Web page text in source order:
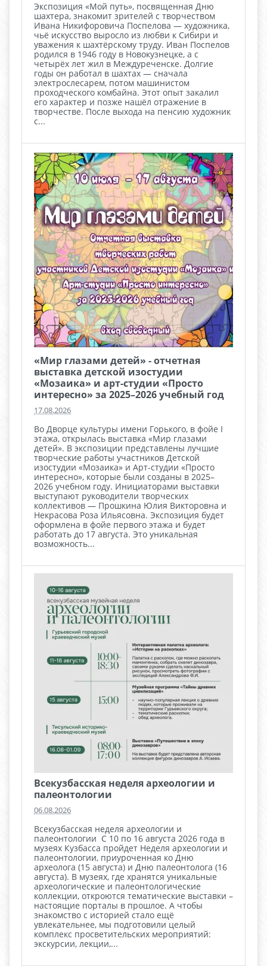
Экспозиция «Мой путь», посвященная Дню
шахтера, знакомит зрителей с творчеством
Ивана Никифоровича Поспелова — художника,
чьё искусство выросло из любви к Сибири и
уважения к шахтёрскому труду. Иван Поспелов
родился в 1946 году в Новокузнецке, а с
четырёх лет жил в Междуреченске. Долгие
годы он работал в шахтах — сначала
электрослесарем, потом машинистом
проходческого комбайна. Этот опыт закалил
его характер и позже нашёл отражение в
творчестве. После выхода на пенсию художник
с...
«Мир глазами детей» - отчетная
выставка детской изостудии
«Мозаика» и арт-студии «Просто
интересно» за 2025–2026 учебный год
17.08.2026
Во Дворце культуры имени Горького, в фойе I
этажа, открылась выставка «Мир глазами
детей». В экспозиции представлены лучшие
творческие работы участников Детской
изостудии «Мозаика» и Арт-студии «Просто
интересно», которые были созданы в 2025–
2026 учебном году. Инициаторами выставки
выступают руководители творческих
коллективов — Прошкина Юлия Викторовна и
Некрасова Роза Ильясовна. Экспозиция будет
оформлена в фойе первого этажа и будет
работать до 17 августа. Это уникальная
возможность...
Всекузбасская неделя археологии и
палеонтологии ​​
06.08.2026
Всекузбасская неделя археологии и
палеонтологии ​​ С 10 по 16 августа 2026 года в
музеях Кузбасса пройдет Неделя археологии и
палеонтологии, приуроченная ко Дню
археолога (15 августа) и Дню палеонтолога (16
августа). В музеях, где хранятся уникальные
археологические и палеонтологические
коллекции, откроются тематические выставки –
настоящие порталы в прошлое. А чтобы
знакомство с историей стало ещё
увлекательнее, мы подготовили целый
комплекс просветительских мероприятий:
экскурсии, лекции,...